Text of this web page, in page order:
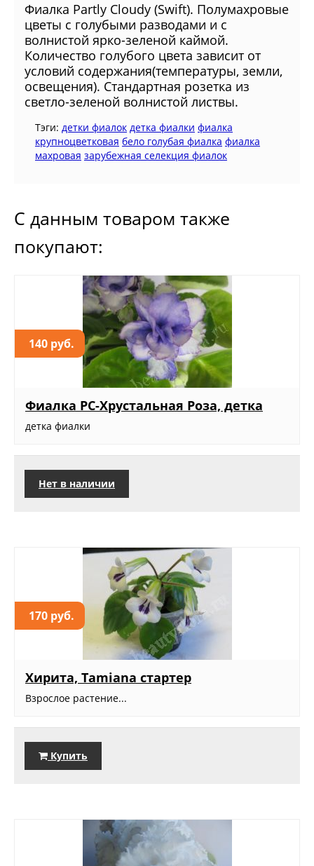
Фиалка Partly Cloudy (Swift). Полумахровые
цветы с голубыми разводами и с
волнистой ярко-зеленой каймой.
Количество голубого цвета зависит от
условий содержания(температуры, земли,
освещения). Стандартная розетка из
светло-зеленой волнистой листвы.
Тэги: детки фиалок детка фиалки фиалка
крупноцветковая бело голубая фиалка фиалка
махровая зарубежная селекция фиалок
С данным товаром также
покупают:
140 руб.
Фиалка РС-Хрустальная Роза, детка
детка фиалки
Нет в наличии
170 руб.
Хирита, Tamiana стартер
Взрослое растение...
Купить